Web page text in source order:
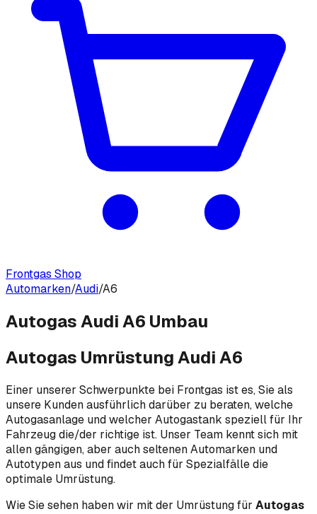
Frontgas Shop
Automarken/Audi/A6
Autogas Audi A6 Umbau
Autogas Umrüstung Audi A6
Einer unserer Schwerpunkte bei Frontgas ist es, Sie als
unsere Kunden ausführlich darüber zu beraten, welche
Autogasanlage und welcher Autogastank speziell für Ihr
Fahrzeug die/der richtige ist. Unser Team kennt sich mit
allen gängigen, aber auch seltenen Automarken und
Autotypen aus und findet auch für Spezialfälle die
optimale Umrüstung.
Wie Sie sehen haben wir mit der Umrüstung für Autogas